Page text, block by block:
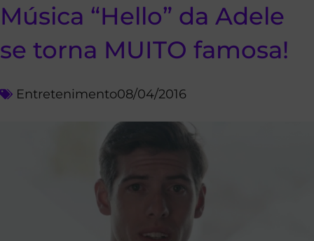
Música “Hello” da Adele
se torna MUITO famosa!
Entretenimento08/04/2016